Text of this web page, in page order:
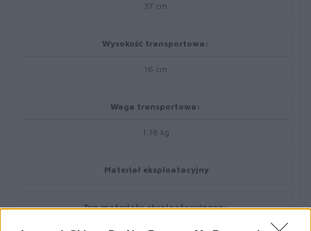
37 cm
Wysokość transportowa:
16 cm
Waga transportowa:
1.18 kg
Materiał eksploatacyjny
Typ materiału eksploatacyjnego: